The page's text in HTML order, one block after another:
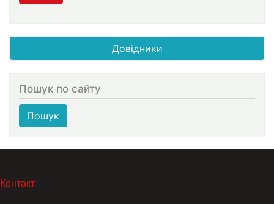
Довідники
Пошук по сайту
Пошук
МЕНЮ В ПОДВАЛЕ
Контакт